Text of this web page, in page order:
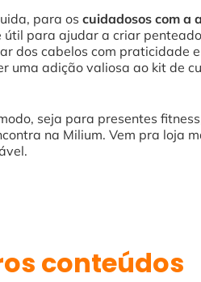
para os cuidadosos com a
útil para ajudar a criar
dos cabelos com praticidade
uma adição valiosa ao kit de
seja para presentes
na Milium. Vem pra loja
conteúdos